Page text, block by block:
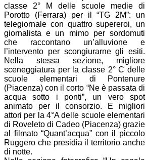
classe 2° M delle scuole medie di
Porotto (Ferrara) per il “TG 2M”: un
telegiornale con quattro supereroi, un
giornalista e un mimo per sordomuti
che raccontano un’alluvione e
l’intervento per scongiurarne gli esiti.
Nella stessa sezione, migliore
sceneggiatura per la classe 2° C delle
scuole elementari di Pontenure
(Piacenza) con il corto “Ne è passata di
acqua sotto i ponti”, un vero spot
animato per il consorzio. E migliori
attori per la 4°A delle scuole elementari
di Roveleto di Cadeo (Piacenza) grazie
al filmato “Quant’acqua” con il piccolo
Ruggero che presidia il territorio anche
di notte.